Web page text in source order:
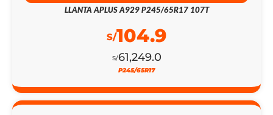
LLANTA APLUS A929 P245/65R17 107T
S/61,249.0
S/104.9
P245/65R17